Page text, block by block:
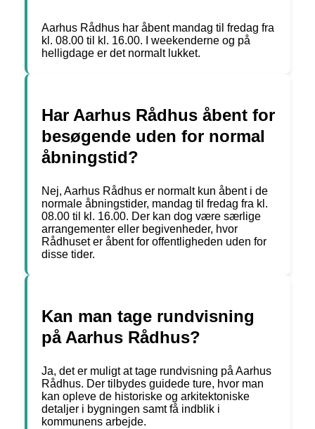
Aarhus Rådhus har åbent mandag til fredag fra
kl. 08.00 til kl. 16.00. I weekenderne og på
helligdage er det normalt lukket.
Har Aarhus Rådhus åbent for
besøgende uden for normal
åbningstid?
Nej, Aarhus Rådhus er normalt kun åbent i de
normale åbningstider, mandag til fredag fra kl.
08.00 til kl. 16.00. Der kan dog være særlige
arrangementer eller begivenheder, hvor
Rådhuset er åbent for offentligheden uden for
disse tider.
Kan man tage rundvisning
på Aarhus Rådhus?
Ja, det er muligt at tage rundvisning på Aarhus
Rådhus. Der tilbydes guidede ture, hvor man
kan opleve de historiske og arkitektoniske
detaljer i bygningen samt få indblik i
kommunens arbejde.